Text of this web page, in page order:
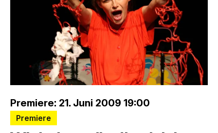
Premiere: 21. Juni 2009 19:00
Premiere